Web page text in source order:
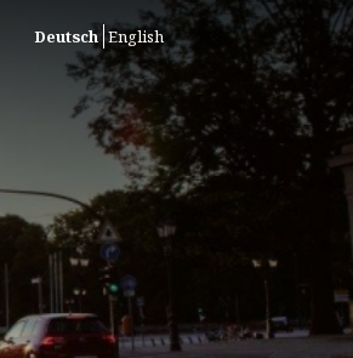
Deutsch English